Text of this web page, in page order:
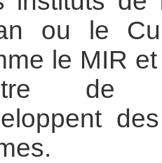
ou le
le MIR
de